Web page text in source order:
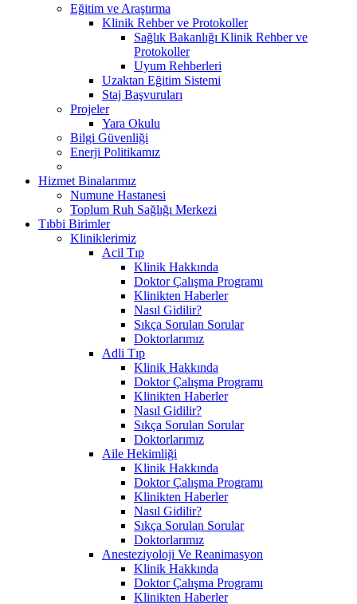
Eğitim ve Araştırma
Klinik Rehber ve Protokoller
Sağlık Bakanlığı Klinik Rehber ve
Protokoller
Uyum Rehberleri
Uzaktan Eğitim Sistemi
Staj Başvuruları
Projeler
Yara Okulu
Bilgi Güvenliği
Enerji Politikamız
Hizmet Binalarımız
Numune Hastanesi
Toplum Ruh Sağlığı Merkezi
Tıbbi Birimler
Kliniklerimiz
Acil Tıp
Klinik Hakkında
Doktor Çalışma Programı
Klinikten Haberler
Nasıl Gidilir?
Sıkça Sorulan Sorular
Doktorlarımız
Adli Tıp
Klinik Hakkında
Doktor Çalışma Programı
Klinikten Haberler
Nasıl Gidilir?
Sıkça Sorulan Sorular
Doktorlarımız
Aile Hekimliği
Klinik Hakkında
Doktor Çalışma Programı
Klinikten Haberler
Nasıl Gidilir?
Sıkça Sorulan Sorular
Doktorlarımız
Anesteziyoloji Ve Reanimasyon
Klinik Hakkında
Doktor Çalışma Programı
Klinikten Haberler